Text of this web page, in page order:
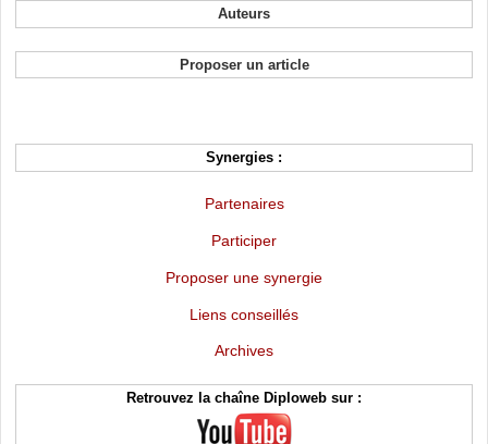
Auteurs
Proposer un article
Synergies :
Partenaires
Participer
Proposer une synergie
Liens conseillés
Archives
Retrouvez la chaîne Diploweb sur :